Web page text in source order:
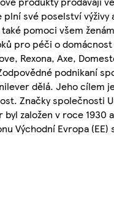
své poselství výživy
pomoci všem
pro péči o
Rexona, Axe,
podnikaní
dělá. Jeho cílem
Značky společnosti
založen v roce 1930
Východní Evropa